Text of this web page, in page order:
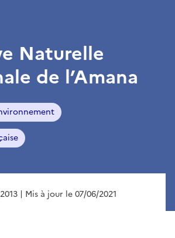
Naturelle
de l’Amana
| Mis à jour le 07/06/2021